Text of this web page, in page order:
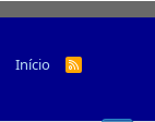
Início
R